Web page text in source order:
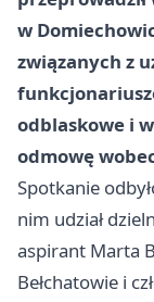
w
związanych z
odblaskowe i
odmowę
Spotkanie
nim udział
aspirant Marta
Bełchatowie i